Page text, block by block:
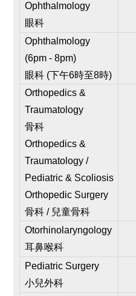
Ophthalmology
眼科
Ophthalmology
(6pm - 8pm)
眼科 (下午6時至8時)
Orthopedics &
Traumatology
骨科
Orthopedics &
Traumatology /
Pediatric & Scoliosis
Orthopedic Surgery
骨科 / 兒童骨科
Otorhinolaryngology
耳鼻喉科
Pediatric Surgery
小兒外科